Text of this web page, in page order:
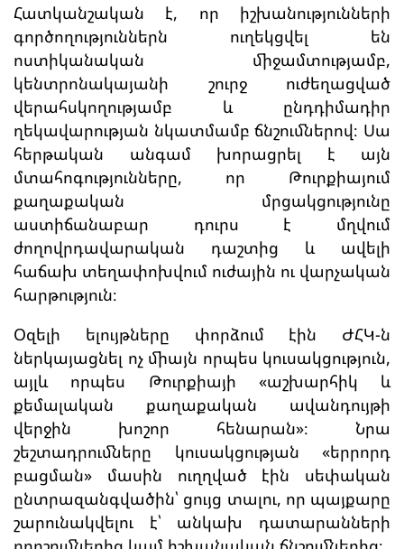
Հատկանշական է, որ իշխանությունների
գործողություններն ուղեկցվել են
ոստիկանական միջամտությամբ,
կենտրոնակայանի շուրջ ուժեղացված
վերահսկողությամբ և ընդդիմադիր
ղեկավարության նկատմամբ ճնշումներով։ Սա
հերթական անգամ խորացրել է այն
մտահոգությունները, որ Թուրքիայում
քաղաքական մրցակցությունը
աստիճանաբար դուրս է մղվում
ժողովրդավարական դաշտից և ավելի
հաճախ տեղափոխվում ուժային ու վարչական
հարթություն։
Օզելի ելույթները փորձում էին ԺՀԿ-ն
ներկայացնել ոչ միայն որպես կուսակցություն,
այլև որպես Թուրքիայի «աշխարհիկ և
քեմալական քաղաքական ավանդույթի
վերջին խոշոր հենարան»։ Նրա
շեշտադրումները կուսակցության «երրորդ
բացման» մասին ուղղված էին սեփական
ընտրազանգվածին՝ ցույց տալու, որ պայքարը
շարունակվելու է՝ անկախ դատարանների